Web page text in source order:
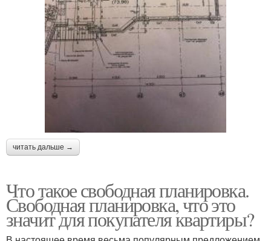
читать дальше →
Что такое свободная планировка.
Свободная планировка, что это
значит для покупателя квартиры?